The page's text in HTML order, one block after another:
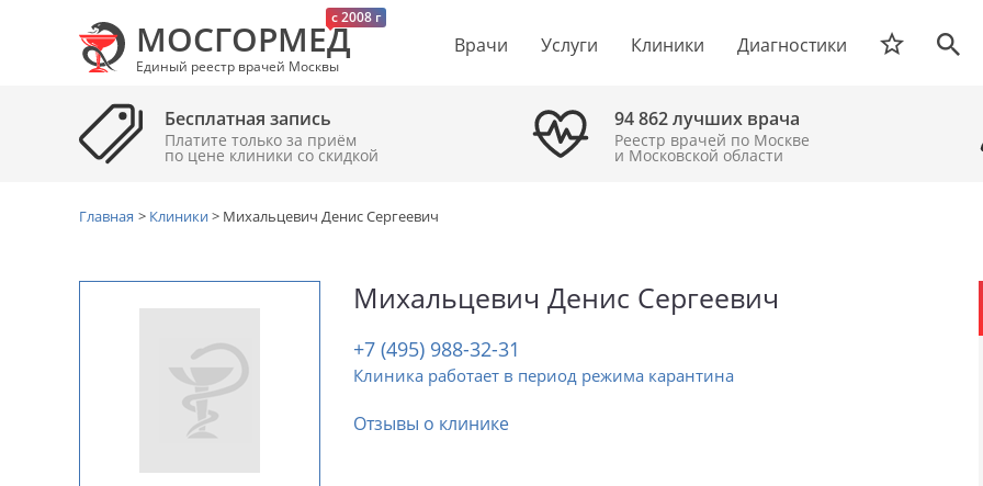
c 2008 г
МОСГОРМЕД
Единый реестр врачей Москвы
Врачи Услуги Клиники Диагностики
Бесплатная запись
Платите только за приём
по цене клиники cо скидкой
94 862 лучших врача
Реестр врачей по Москве
и Московской области
Главная > Клиники> Михальцевич Денис Сергеевич
Михальцевич Денис Сергеевич
+7 (495) 988-32-31
Клиника работает в период режима карантина
Отзывы о клинике